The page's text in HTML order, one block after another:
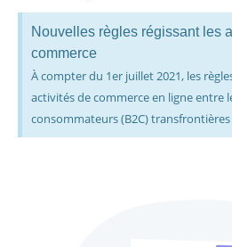
Nouvelles règles régissant les
commerce
À compter du 1er juillet 2021, les
activités de commerce en ligne entre
consommateurs (B2C)